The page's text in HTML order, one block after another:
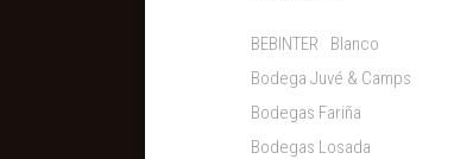
BEBINTER
Blanco
Bodega Juvé & Camps
Bodegas Fariña
Bodegas Losada